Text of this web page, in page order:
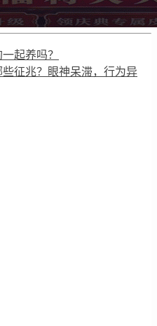
起养吗？
征兆？眼神呆滞，行为异